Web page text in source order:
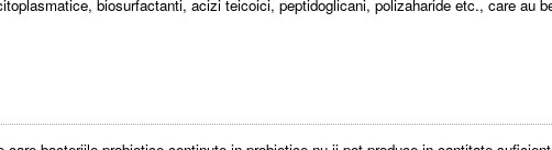
biosurfactanti, acizi teicoici, peptidoglicani, polizaharide etc., care au